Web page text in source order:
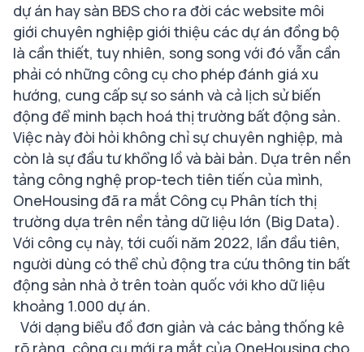
dự án hay sàn BĐS cho ra đời các website môi
giới chuyên nghiệp giới thiệu các dự án đồng bộ
là cần thiết, tuy nhiên, song song với đó vẫn cần
phải có những công cụ cho phép đánh giá xu
hướng, cung cấp sự so sánh và cả lịch sử biến
động để minh bạch hoá thị trường bất động sản.
Việc này đòi hỏi không chỉ sự chuyên nghiệp, mà
còn là sự đầu tư khổng lồ và bài bản. Dựa trên nền
tảng công nghệ prop-tech tiên tiến của mình,
OneHousing đã ra mắt Công cụ Phân tích thị
trường dựa trên nền tảng dữ liệu lớn (Big Data).
Với công cụ này, tới cuối năm 2022, lần đầu tiên,
người dùng có thể chủ động tra cứu thông tin bất
động sản nhà ở trên toàn quốc với kho dữ liệu
khoảng 1.000 dự án.
Với dạng biểu đồ đơn giản và các bảng thống kê
rõ ràng, công cụ mới ra mắt của OneHousing cho